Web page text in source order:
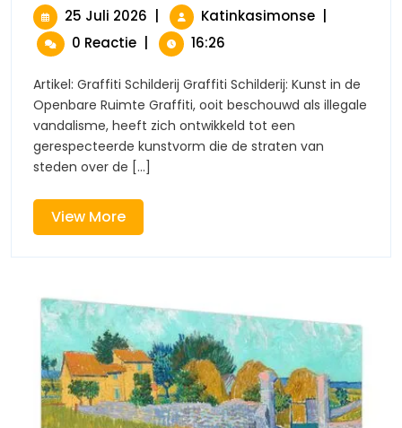
Van
Graffiti
Schilderijen:
Mix
Van
Straatkunst
En
Creativiteit
25 Juli 2026 25
Juli
2026
KatinkasimonseDe
Van
Graffiti
Schilderijen:
Mix
0 Reactie
16:26
Artikel: Graffiti Schilderij Graffiti Schilderij: Kunst in de
Openbare Ruimte Graffiti, ooit beschouwd als illegale
vandalisme, heeft zich ontwikkeld tot een
gerespecteerde kunstvorm die de straten van
steden over de [...]
View MoreView
More